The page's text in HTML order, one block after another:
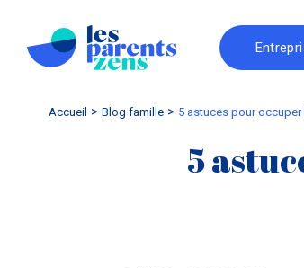
Accueil blog famille 5 astuces pour
5